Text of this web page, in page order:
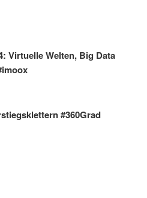
Virtuelle Welten, Big Data
#360Grad